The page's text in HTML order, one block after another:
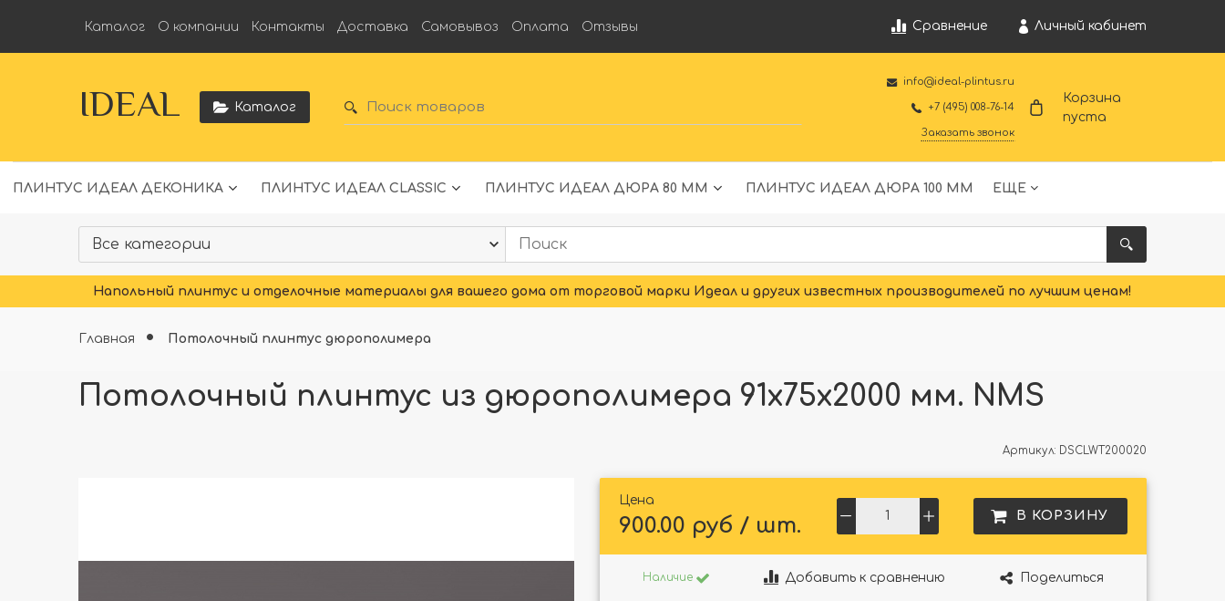
Сравнение Личный кабинет
Каталог О компании Контакты Доставка Самовывоз Оплата Отзывы
IDEAL Каталог
info@ideal-plintus.ru
+7 (495) 008-76-14
Заказать звонок
Корзина
пуста
ПЛИНТУС ИДЕАЛ ДЕКОНИКА ПЛИНТУС ИДЕАЛ CLASSIC ПЛИНТУС ИДЕАЛ ДЮРА 80 ММ ПЛИНТУС ИДЕАЛ ДЮРА 100 ММ ЕЩЕ
Напольный плинтус и отделочные материалы для вашего дома от торговой марки Идеал и других известных производителей по лучшим ценам!
Главная Потолочный плинтус дюрополимера
Потолочный плинтус из дюрополимера 91x75x2000 мм. NMS
Артикул: DSCLWT200020
Цена
900.00 руб / шт. В КОРЗИНУ
Наличие Добавить к сравнению Поделиться